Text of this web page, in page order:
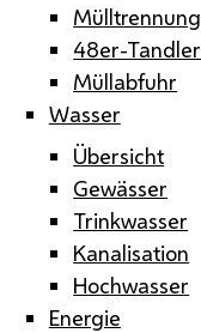
Mülltrennung
48er-Tandler
Müllabfuhr
Wasser
Übersicht
Gewässer
Trinkwasser
Kanalisation
Hochwasser
Energie